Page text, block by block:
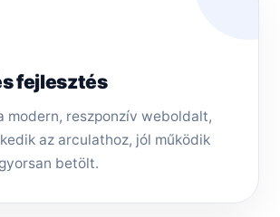
fejlesztés
modern, reszponzív weboldalt,
az arculathoz, jól működik
betölt.